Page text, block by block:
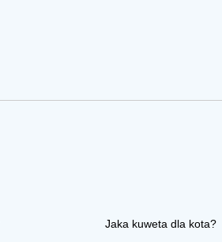
Jaka kuweta dla kota?